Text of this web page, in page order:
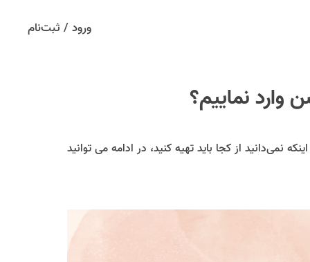
ورود / ثبت‌نام
وارد نماییم؟
نمی‌دانید از کجا باید تهیه کنید، در ادامه می توانید